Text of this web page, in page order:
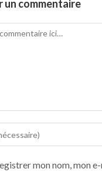
un commentaire
mon nom, mon